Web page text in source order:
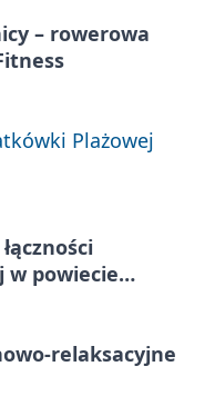
– rowerowa
Plażowej
w powiecie
relaksacyjne